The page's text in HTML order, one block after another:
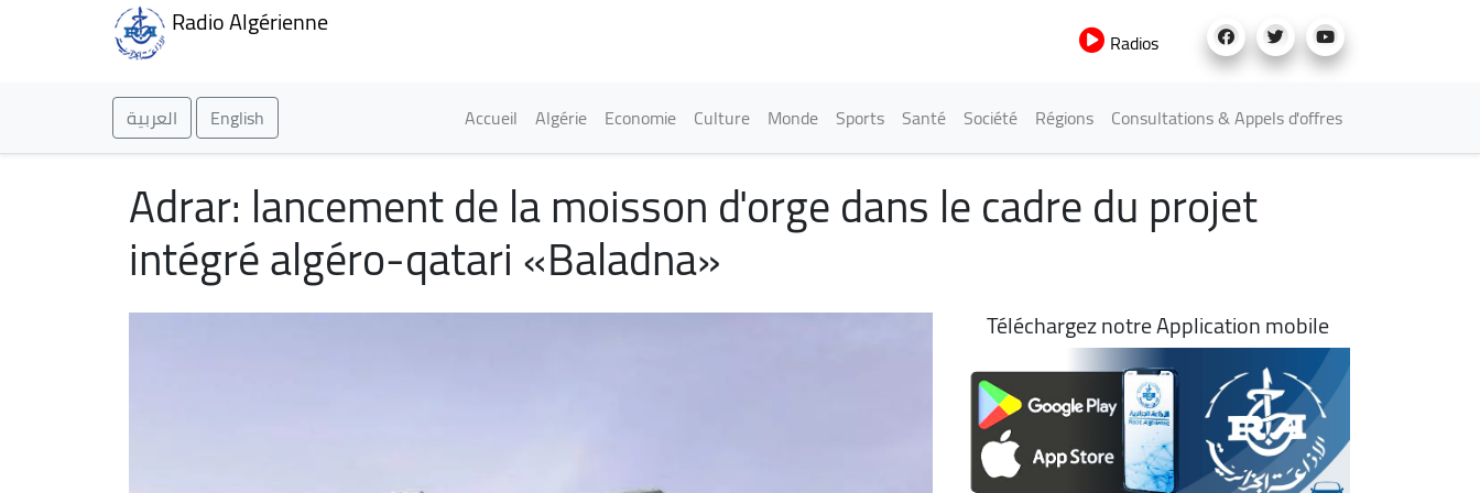
Radio Algérienne
Radios
العربية English Main navigation
Accueil Algérie Economie Culture Monde Sports Santé Société Régions Consultations & Appels d'offres
Adrar: lancement de la moisson d'orge dans le cadre du projet
intégré algéro-qatari «Baladna»
Téléchargez notre Application mobile